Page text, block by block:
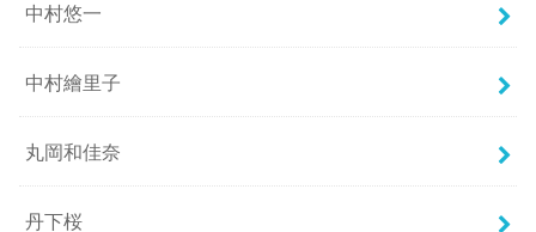
中村悠一
中村繪里子
丸岡和佳奈
丹下桜